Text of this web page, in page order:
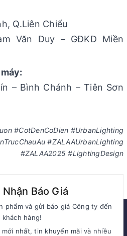
Q.Liên Chiểu
Văn Duy – GĐKD Miền
– Bình Chánh – Tiên Sơn
#CotDenCoDien #UrbanLighting
#ZALAAUrbanLighting
#ZALAA2025 #LightingDesign
Báo Giá
phẩm và gửi báo giá Công ty đến
khách hàng!
mới nhất, tin khuyến mãi và nhiều